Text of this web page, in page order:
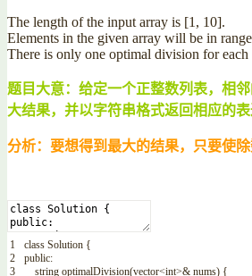
The length of the input array is [1, 10].
Elements in the given array will be in
There is only one optimal division for each
题目大意：给定一个正整数列表，相
大结果，并以字符串格式返回相应的
分析：要想得到最大的结果，只要使
1
2
3
class Solution {
public:
string optimalDivision(vector<int>& nums) {